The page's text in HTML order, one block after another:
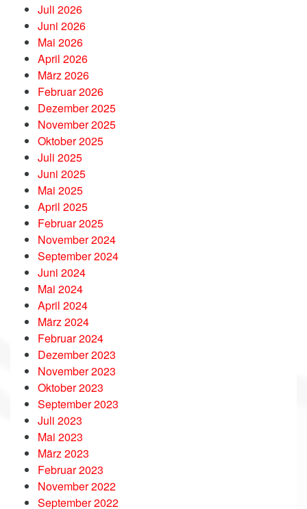
Juli 2026
Juni 2026
Mai 2026
April 2026
März 2026
Februar 2026
Dezember 2025
November 2025
Oktober 2025
Juli 2025
Juni 2025
Mai 2025
April 2025
Februar 2025
November 2024
September 2024
Juni 2024
Mai 2024
April 2024
März 2024
Februar 2024
Dezember 2023
November 2023
Oktober 2023
September 2023
Juli 2023
Mai 2023
März 2023
Februar 2023
November 2022
September 2022